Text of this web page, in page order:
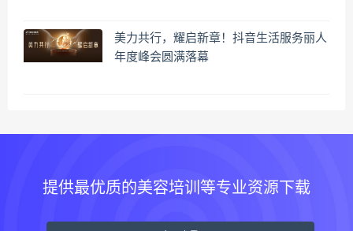
美力共行，耀启新章！抖音生活服务丽人
年度峰会圆满落幕
提供最优质的美容培训等专业资源下载